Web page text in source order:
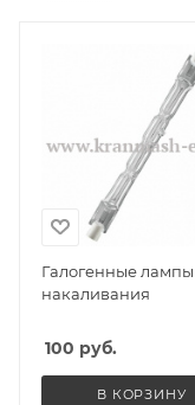
Галогенные лампы
накаливания
100 руб.
В КОРЗИНУ